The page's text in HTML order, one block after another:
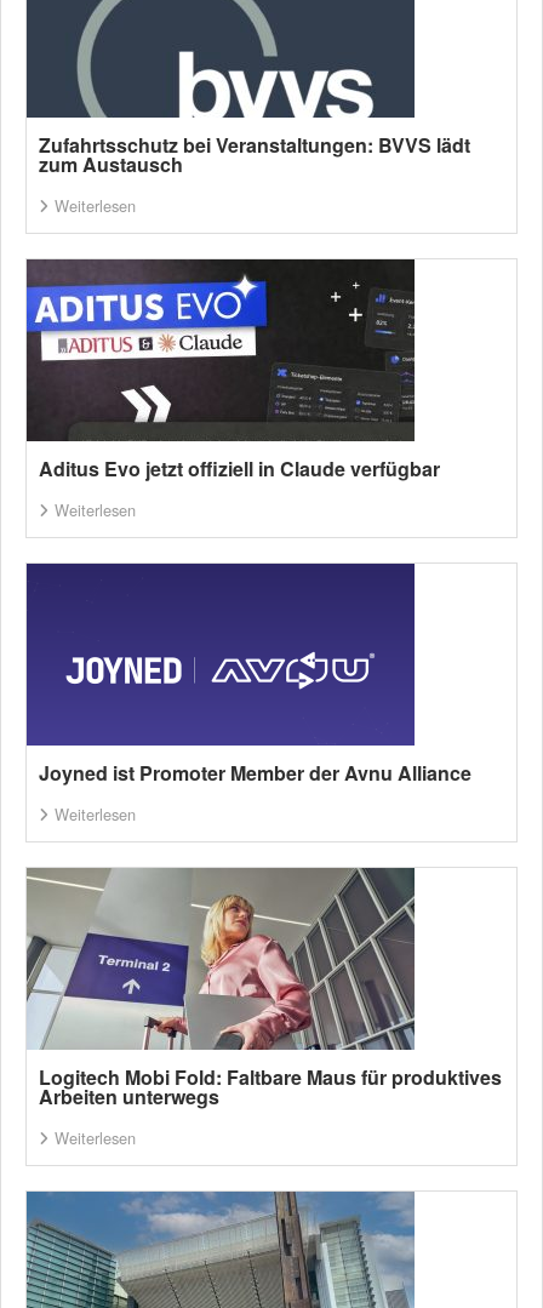
Zufahrtsschutz bei Veranstaltungen: BVVS lädt
zum Austausch
Weiterlesen
Aditus Evo jetzt offiziell in Claude verfügbar
Weiterlesen
Joyned ist Promoter Member der Avnu Alliance
Weiterlesen
Logitech Mobi Fold: Faltbare Maus für produktives
Arbeiten unterwegs
Weiterlesen